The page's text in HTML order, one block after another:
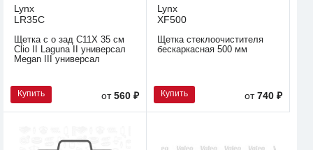
Lynx
LR35C
Щетка с о зад C11X 35 см
Clio II Laguna II универсал
Megan III универсал
Купить от560 ₽
Lynx
XF500
Щетка стеклоочистителя
бескаркасная 500 мм
Купить от740 ₽